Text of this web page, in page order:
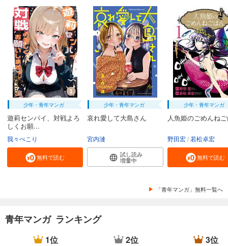
試し読み
あらすじを表示する
魔剣使いの元少年兵は、元敵幹部のお姉さんと一緒に生きたい（単話版）第33話
165円 (税込)
完結
カート
試し読み
あらすじを表示する
魔剣使いの元少年兵は、元敵幹部のお姉さんと一緒に生きたい（単話版）第34話
完結
カート
試し読み
魔剣使いの元少年兵は、元敵幹部のお姉さんと一緒に生きたい（単話版）第35話
完結
試し読み
少年・青年マンガ
遊莉センパイ、対戦よろ
しくお願...
我々ぺこり
無料で読む
少年・青年マンガ
哀れ愛して大島さん
宮内漣
試し読み
増量中
少年・青年マンガ
人魚姫のごめんね
野田宏 若松卓宏
無料で読む
「青年マンガ」無料一覧へ
青年マンガ ランキング
1位 2位 3位